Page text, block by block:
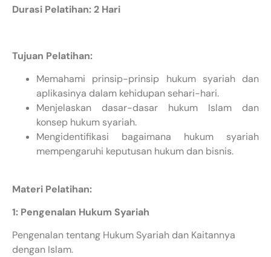
Durasi Pelatihan: 2 Hari
Tujuan Pelatihan:
Memahami prinsip-prinsip hukum syariah dan
aplikasinya dalam kehidupan sehari-hari.
Menjelaskan dasar-dasar hukum Islam dan
konsep hukum syariah.
Mengidentifikasi bagaimana hukum syariah
mempengaruhi keputusan hukum dan bisnis.
Materi Pelatihan:
1: Pengenalan Hukum Syariah
Pengenalan tentang Hukum Syariah dan Kaitannya
dengan Islam.